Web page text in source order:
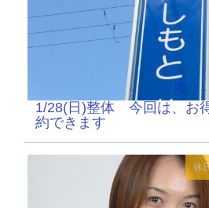
1/28(日)整体 今回は、お
約できます
休